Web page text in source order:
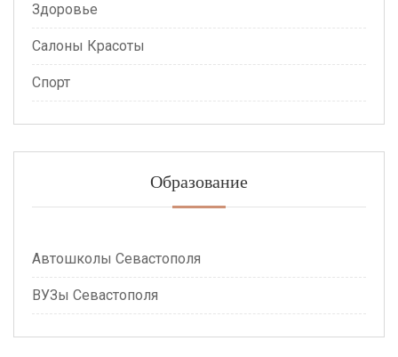
Здоровье
Салоны Красоты
Спорт
Образование
Автошколы Севастополя
ВУЗы Севастополя